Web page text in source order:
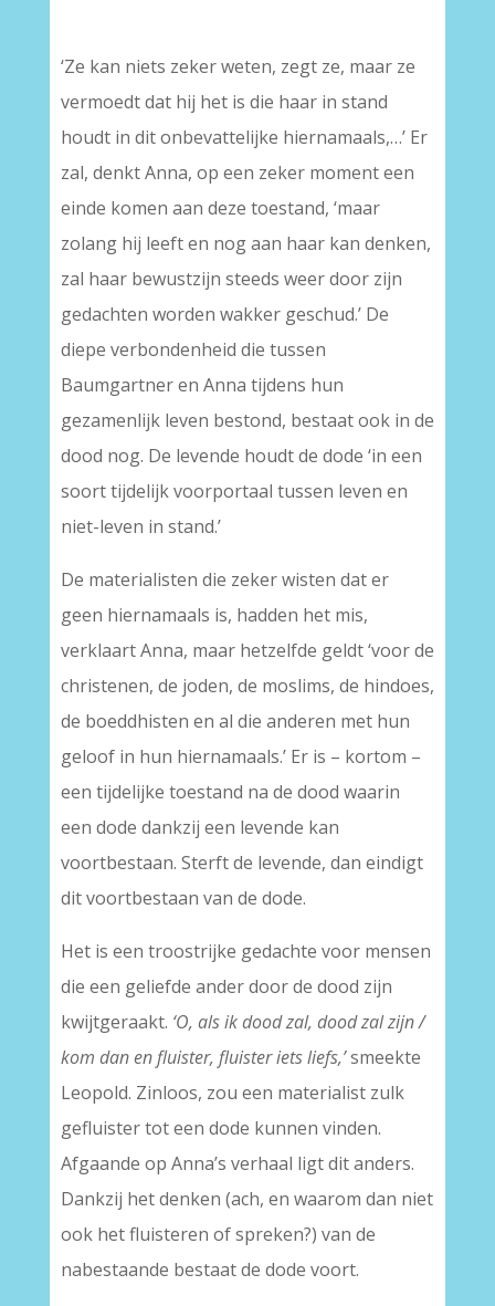
‘Ze kan niets zeker weten, zegt ze, maar ze
vermoedt dat hij het is die haar in stand
houdt in dit onbevattelijke hiernamaals,…’ Er
zal, denkt Anna, op een zeker moment een
einde komen aan deze toestand, ‘maar
zolang hij leeft en nog aan haar kan denken,
zal haar bewustzijn steeds weer door zijn
gedachten worden wakker geschud.’ De
diepe verbondenheid die tussen
Baumgartner en Anna tijdens hun
gezamenlijk leven bestond, bestaat ook in de
dood nog. De levende houdt de dode ‘in een
soort tijdelijk voorportaal tussen leven en
niet-leven in stand.’
De materialisten die zeker wisten dat er
geen hiernamaals is, hadden het mis,
verklaart Anna, maar hetzelfde geldt ‘voor de
christenen, de joden, de moslims, de hindoes,
de boeddhisten en al die anderen met hun
geloof in hun hiernamaals.’ Er is – kortom –
een tijdelijke toestand na de dood waarin
een dode dankzij een levende kan
voortbestaan. Sterft de levende, dan eindigt
dit voortbestaan van de dode.
Het is een troostrijke gedachte voor mensen
die een geliefde ander door de dood zijn
kwijtgeraakt. ‘O, als ik dood zal, dood zal zijn /
kom dan en fluister, fluister iets liefs,’smeekte
Leopold. Zinloos, zou een materialist zulk
gefluister tot een dode kunnen vinden.
Afgaande op Anna’s verhaal ligt dit anders.
Dankzij het denken (ach, en waarom dan niet
ook het fluisteren of spreken?) van de
nabestaande bestaat de dode voort.